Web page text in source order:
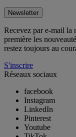
Newsletter
Recevez par e-mail la
première les
restez toujours au
S'inscrire
Réseaux sociaux
facebook
Instagram
LinkedIn
Pinterest
Youtube